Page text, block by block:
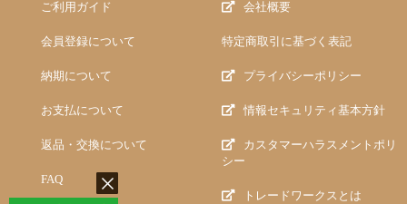
ご利用ガイド
会員登録について
納期について
お支払について
返品・交換について
FAQ
会社概要
特定商取引に基づく表記
プライバシーポリシー
情報セキュリティ基本方針
カスタマーハラスメントポリ
シー
トレードワークスとは